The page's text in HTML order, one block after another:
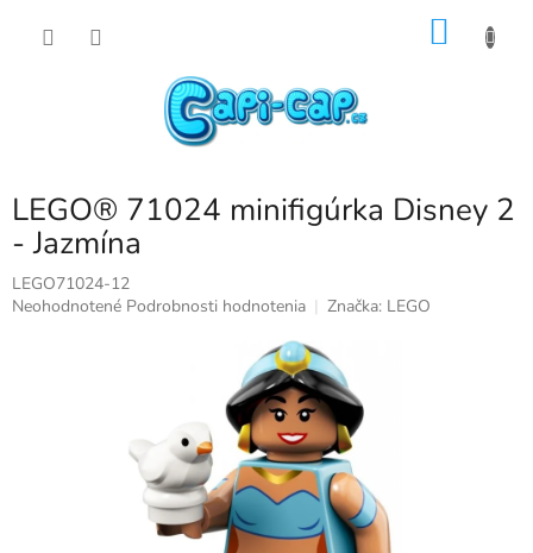
LEGO® 71024 minifigúrka Disney 2
- Jazmína
LEGO71024-12
Priemerné
Neohodnotené Podrobnosti hodnotenia Značka: LEGO